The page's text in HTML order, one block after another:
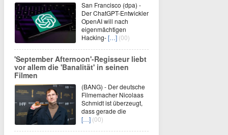
San Francisco (dpa) -
Der ChatGPT-Entwickler
OpenAI will nach
eigenmächtigen
Hacking-[…] (00)
'September Afternoon'-Regisseur liebt
vor allem die 'Banalität' in seinen
Filmen
(BANG) - Der deutsche
Filmemacher Nicolaas
Schmidt ist überzeugt,
dass gerade die
[…] (00)